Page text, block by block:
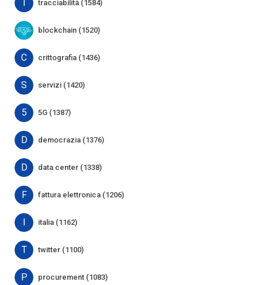
T tracciabilità (1584)
blockchain (1520)
C crittografia (1436)
S servizi (1420)
5 5G (1387)
D democrazia (1376)
D data center (1338)
F fattura elettronica (1206)
I italia (1162)
T twitter (1100)
P procurement (1083)